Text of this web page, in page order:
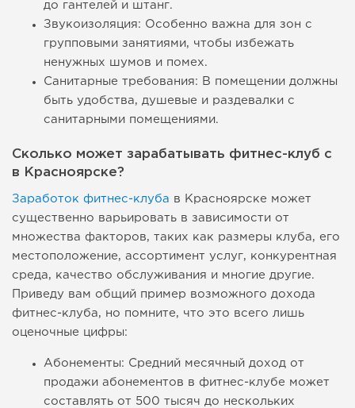
до гантелей и штанг.
Звукоизоляция: Особенно важна для зон с
групповыми занятиями, чтобы избежать
ненужных шумов и помех.
Санитарные требования: В помещении должны
быть удобства, душевые и раздевалки с
санитарными помещениями.
Сколько может зарабатывать фитнес-клуб с
в Красноярске?
Заработок фитнес-клуба в Красноярске может
существенно варьировать в зависимости от
множества факторов, таких как размеры клуба, его
местоположение, ассортимент услуг, конкурентная
среда, качество обслуживания и многие другие.
Приведу вам общий пример возможного дохода
фитнес-клуба, но помните, что это всего лишь
оценочные цифры:
Абонементы: Средний месячный доход от
продажи абонементов в фитнес-клубе может
составлять от 500 тысяч до нескольких